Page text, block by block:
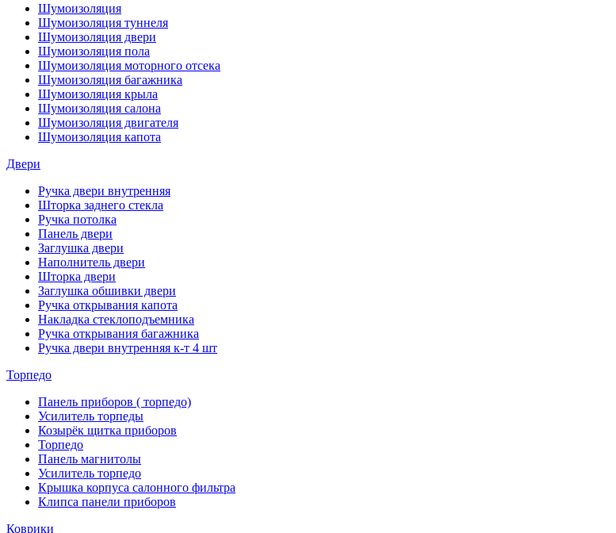
Шумоизоляция
Шумоизоляция туннеля
Шумоизоляция двери
Шумоизоляция пола
Шумоизоляция моторного отсека
Шумоизоляция багажника
Шумоизоляция крыла
Шумоизоляция салона
Шумоизоляция двигателя
Шумоизоляция капота
Двери
Ручка двери внутренняя
Шторка заднего стекла
Ручка потолка
Панель двери
Заглушка двери
Наполнитель двери
Шторка двери
Заглушка обшивки двери
Ручка открывания капота
Накладка стеклоподъемника
Ручка открывания багажника
Ручка двери внутренняя к-т 4 шт
Торпедо
Панель приборов ( торпедо)
Усилитель торпеды
Козырёк щитка приборов
Торпедо
Панель магнитолы
Усилитель торпедо
Крышка корпуса салонного фильтра
Клипса панели приборов
Коврики